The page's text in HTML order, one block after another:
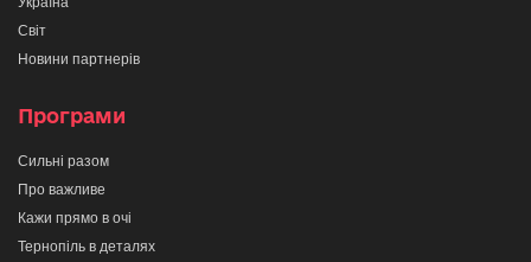
Світ
Новини партнерів
Програми
Сильні разом
Про важливе
Кажи прямо в очі
Тернопіль в деталях